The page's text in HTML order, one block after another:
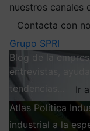
nuestros canales
Contacta con
Grupo SPRI
Blog de la
entrevistas,
tendencias…
Ir
Atlas Política
industrial a la